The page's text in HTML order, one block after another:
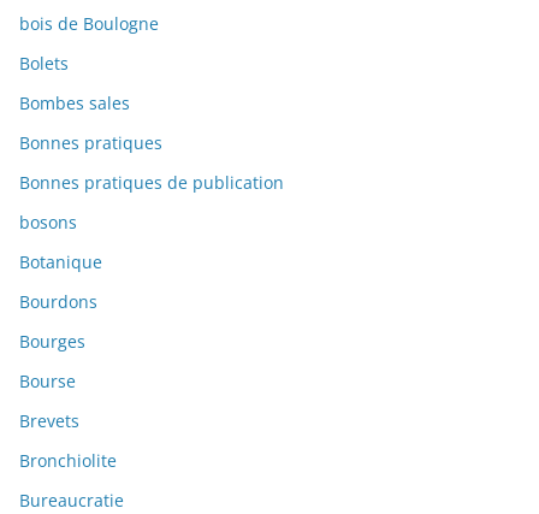
bois de Boulogne
Bolets
Bombes sales
Bonnes pratiques
Bonnes pratiques de publication
bosons
Botanique
Bourdons
Bourges
Bourse
Brevets
Bronchiolite
Bureaucratie